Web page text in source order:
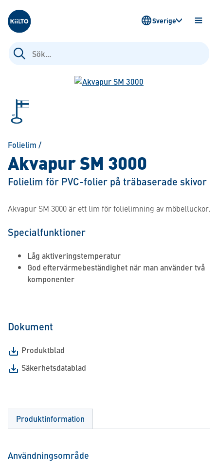
Kiilto Sweden
Sök
efter:
Sverige
Folielim /
Akvapur SM 3000
Folielim för PVC-folier på träbaserade skivor
Akvapur SM 3000 är ett lim för folielimning av möbelluckor.
Specialfunktioner
Låg aktiveringstemperatur
God eftervärmebeständighet när man använder två
komponenter
Dokument
Produktblad
Säkerhetsdatablad
Produktinformation
Användningsområde